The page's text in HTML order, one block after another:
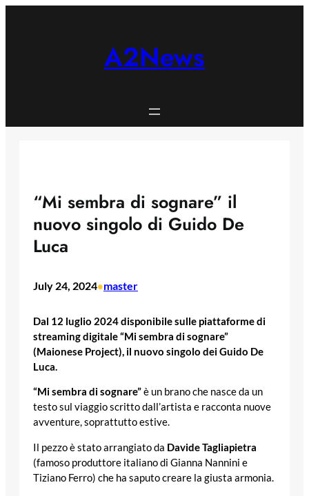
A2News
“Mi sembra di sognare” il
nuovo singolo di Guido De
Luca
July 24, 2024•master
Dal 12 luglio 2024 disponibile sulle piattaforme di
streaming digitale “Mi sembra di sognare”
(Maionese Project), il nuovo singolo dei Guido De
Luca.
“Mi sembra di sognare”è un brano che nasce da un
testo sul viaggio scritto dall’artista e racconta nuove
avventure, soprattutto estive.
Il pezzo è stato arrangiato da Davide Tagliapietra
(famoso produttore italiano di Gianna Nannini e
Tiziano Ferro) che ha saputo creare la giusta armonia.